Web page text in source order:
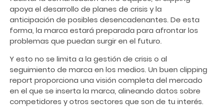
apoya el desarrollo de planes de crisis y la
anticipación de posibles desencadenantes. De esta
forma, la marca estará preparada para afrontar los
problemas que puedan surgir en el futuro.
Y esto no se limita a la gestión de crisis o al
seguimiento de marca en los medios. Un buen clipping
report proporciona una visión completa del mercado
en el que se inserta la marca, alineando datos sobre
competidores y otros sectores que son de tu interés.